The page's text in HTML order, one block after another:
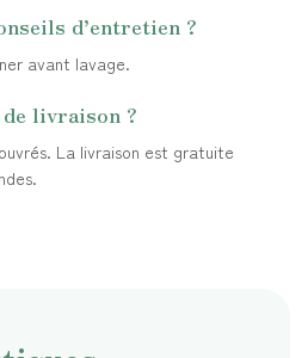
d’entretien ?
avant lavage.
livraison ?
La livraison est gratuite